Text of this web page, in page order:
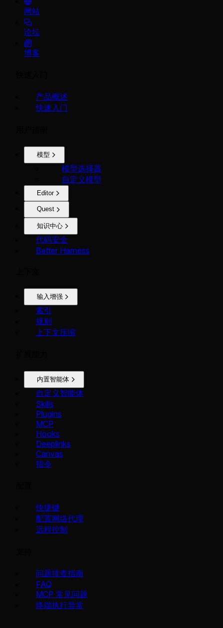
网站
论坛
博客
产品概述
快速入门
模型
模型选择器
自定义模型
Editor
Quest
知识中心
代码安全
Better Harness
输入增强
索引
规则
上下文压缩
内置智能体
自定义智能体
Skills
Plugins
MCP
Hooks
Deeplinks
Canvas
指令
快捷键
配置网络代理
远程控制
问题排查指南
FAQ
MCP 常见问题
终端执行异常